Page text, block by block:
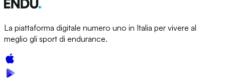
La piattaforma digitale numero uno in Italia per vivere al
meglio gli sport di endurance.